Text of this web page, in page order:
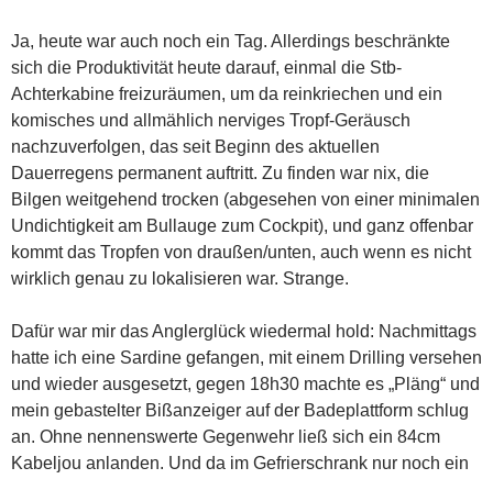
Ja, heute war auch noch ein Tag. Allerdings beschränkte
sich die Produktivität heute darauf, einmal die Stb-
Achterkabine freizuräumen, um da reinkriechen und ein
komisches und allmählich nerviges Tropf-Geräusch
nachzuverfolgen, das seit Beginn des aktuellen
Dauerregens permanent auftritt. Zu finden war nix, die
Bilgen weitgehend trocken (abgesehen von einer minimalen
Undichtigkeit am Bullauge zum Cockpit), und ganz offenbar
kommt das Tropfen von draußen/unten, auch wenn es nicht
wirklich genau zu lokalisieren war. Strange.
Dafür war mir das Anglerglück wiedermal hold: Nachmittags
hatte ich eine Sardine gefangen, mit einem Drilling versehen
und wieder ausgesetzt, gegen 18h30 machte es „Pläng“ und
mein gebastelter Bißanzeiger auf der Badeplattform schlug
an. Ohne nennenswerte Gegenwehr ließ sich ein 84cm
Kabeljou anlanden. Und da im Gefrierschrank nur noch ein